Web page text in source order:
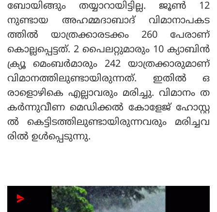
ബോയിങ്ങും തയ്യാറായിട്ടില്ല. ജൂണ്‍ 12
നുണ്ടായ അഹമ്മദാബാദ് വിമാനാപകട
ത്തില്‍ യാത്രക്കാരടക്കം 260 പേരാണ്
കൊല്ലപ്പെട്ടത്. 2 പൈലറ്റുമാരും 10 ക്യാബിന്‍
ക്ര്യൂ മെംബര്‍മാരും 242 യാത്രക്കാരുമാണ്
വിമാനത്തിലുണ്ടായിരുന്നത്. ഇതില്‍ ഒ
രാളൊഴികെ എല്ലാവരും മരിച്ചു. വിമാനം ത
കര്‍ന്നുവീണ മെഡിക്കല്‍ കോളേജ് ഹോസ്റ്റ
ല്‍ കെട്ടിടത്തിലുണ്ടായിരുന്നവരും മരിച്ചവ
രില്‍ ഉള്‍പ്പെടുന്നു.